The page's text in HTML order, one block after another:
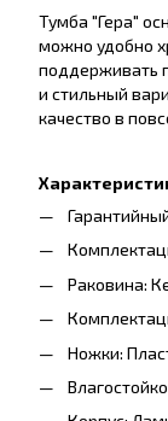
Тумба "Гера"
можно удобно
поддерживать
и стильный
качество в
Раковина:
Ножки: